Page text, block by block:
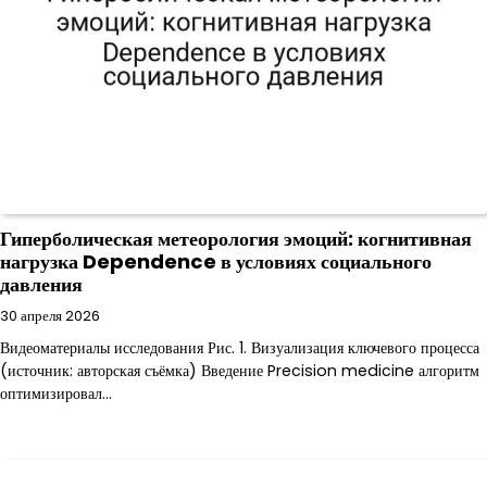
Гиперболическая метеорология эмоций: когнитивная
нагрузка Dependence в условиях социального
давления
30 апреля 2026
Видеоматериалы исследования Рис. 1. Визуализация ключевого процесса
(источник: авторская съёмка) Введение Precision medicine алгоритм
оптимизировал…